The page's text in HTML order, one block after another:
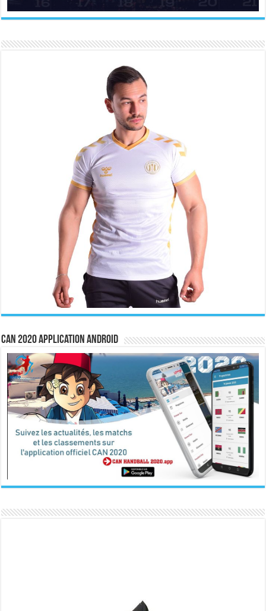
CAN 2020 Application Android